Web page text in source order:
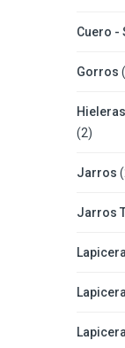
Cuero -
Gorros
(2)
Jarros
Jarros